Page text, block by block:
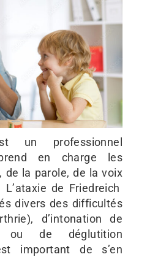
un professionnel
en charge les
de la parole, de la voix
de Friedreich
divers des difficultés
d’intonation de
ou de déglutition
important de s’en